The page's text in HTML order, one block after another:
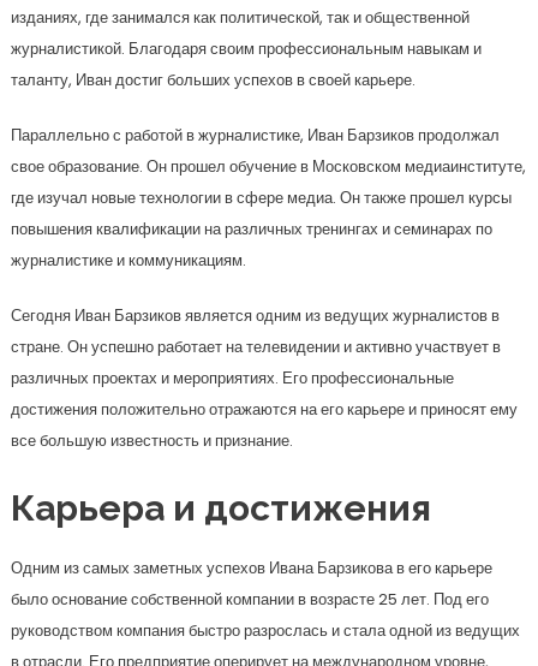
изданиях, где занимался как политической, так и общественной
журналистикой. Благодаря своим профессиональным навыкам и
таланту, Иван достиг больших успехов в своей карьере.
Параллельно с работой в журналистике, Иван Барзиков продолжал
свое образование. Он прошел обучение в Московском медиаинституте,
где изучал новые технологии в сфере медиа. Он также прошел курсы
повышения квалификации на различных тренингах и семинарах по
журналистике и коммуникациям.
Сегодня Иван Барзиков является одним из ведущих журналистов в
стране. Он успешно работает на телевидении и активно участвует в
различных проектах и мероприятиях. Его профессиональные
достижения положительно отражаются на его карьере и приносят ему
все большую известность и признание.
Карьера и достижения
Одним из самых заметных успехов Ивана Барзикова в его карьере
было основание собственной компании в возрасте 25 лет. Под его
руководством компания быстро разрослась и стала одной из ведущих